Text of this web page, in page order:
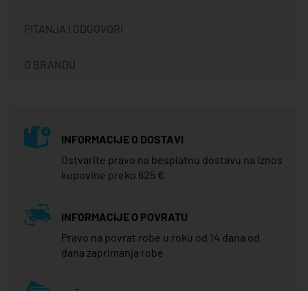
PITANJA I ODGOVORI
O BRANDU
INFORMACIJE O DOSTAVI
Ostvarite pravo na besplatnu dostavu na iznos
kupovine preko 625 €
INFORMACIJE O POVRATU
Pravo na povrat robe u roku od 14 dana od
dana zaprimanja robe